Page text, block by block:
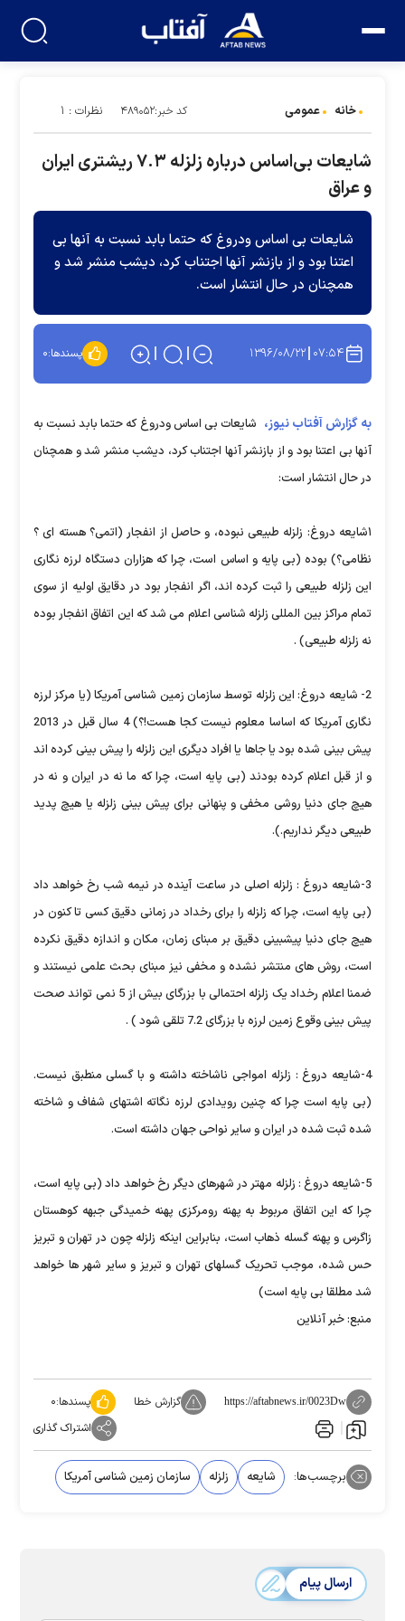
خانه عمومی کد خبر:۴۸۹۰۵۲ نظرات : ۱
شایعات بی‌اساس درباره زلزله ۷.۳ ریشتری ایران
و عراق
شایعات بی اساس ودروغ که حتما بابد نسبت به آنها بی
اعتنا بود و از بازنشر آنها اجتناب کرد، دیشب منشر شد و
همچنان در حال انتشار است.
۰۷:۵۴ ۱۳۹۶/۰۸/۲۲ پسندها:۰
به گزارش آفتاب نیوز، شایعات بی اساس ودروغ که حتما بابد نسبت به
آنها بی اعتنا بود و از بازنشر آنها اجتناب کرد، دیشب منشر شد و همچنان
در حال انتشار است:
۱شایعه دروغ: زلزله طبیعی نبوده، و حاصل از انفجار (اتمی؟ هسته ای ؟
نظامی؟) بوده (بی پایه و اساس است، چرا که هزاران دستگاه لرزه نگاری
این زلزله طبیعی را ثبت کرده اند، اگر انفجار بود در دقایق اولیه از سوی
تمام مراکز بین المللی زلزله شناسی اعلام می شد که این اتفاق انفجار بوده
نه زلزله طبیعی) .
2- شایعه دروغ: این زلزله توسط سازمان زمین شناسی آمریکا (یا مرکز لرزه
نگاری آمریکا که اساسا معلوم نیست کجا هست!؟) 4 سال قبل در 2013
پیش بینی شده بود یا جاها یا افراد دیگری این زلزله را پیش بینی کرده اند
و از قبل اعلام کرده بودند (بی پایه است، چرا که ما نه در ایران و نه در
هیچ جای دنیا روشی مخفی و پنهانی برای پیش بینی زلزله یا هیچ پدید
طبیعی دیگر نداریم.).
3-شایعه دروغ : زلزله اصلی در ساعت آینده در نیمه شب رخ خواهد داد
(بی پایه است، چرا که زلزله را برای رخداد در زمانی دقیق کسی تا کنون در
هیچ جای دنیا پیشبینی دقیق بر مبنای زمان، مکان و اندازه دقیق نکرده
است، روش های منتشر نشده و مخفی نیز مبنای بحث علمی نیستند و
ضمنا اعلام رخداد یک زلزله احتمالی با بزرگای بیش از 5 نمی تواند صحت
پیش بینی وقوع زمین لرزه با بزرگای 7.2 تلقی شود ) .
4-شایعه دروغ : زلزله امواجی ناشاخته داشته و با گسلی منطبق نیست.
(بی پایه است چرا که چنین رویدادی لرزه نگاته اشتهای شفاف و شاخته
شده ثبت شده در ایران و سایر نواحی جهان داشته است.
5-شایعه دروغ : زلزله مهتر در شهرهای دیگر رخ خواهد داد (بی پایه است،
چرا که این اتفاق مربوط به پهنه رومرکزی پهنه خمیدگی جبهه کوهستان
زاگرس و پهنه گسله ذهاب است، بنابراین اینکه زلزله چون در تهران و تبریز
حس شده، موجب تحریک گسلهای تهران و تبریز و سایر شهر ها خواهد
شد مطلقا بی پایه است)
منبع: خبر آنلاین
https://aftabnews.ir/0023Dw گزارش خطا پسندها:۰
اشتراک گذاری
برچسب‌ها: شایعه زلزله سازمان زمین شناسی آمریکا
ارسال پیام